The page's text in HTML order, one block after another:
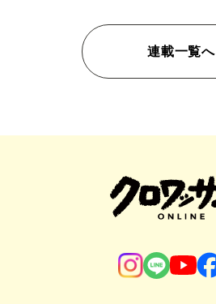
連載一覧へ